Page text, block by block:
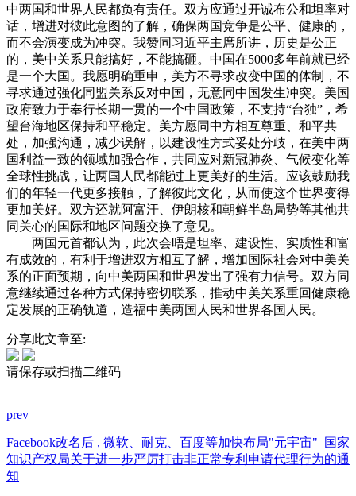
中两国和世界人民都负有责任。双方应通过开诚布公和坦率对
话，增进对彼此意图的了解，确保两国竞争是公平、健康的，
而不会演变成为冲突。我赞同习近平主席所讲，历史是公正
的，美中关系只能搞好，不能搞砸。中国在5000多年前就已经
是一个大国。我愿明确重申，美方不寻求改变中国的体制，不
寻求通过强化同盟关系反对中国，无意同中国发生冲突。美国
政府致力于奉行长期一贯的一个中国政策，不支持“台独”，希
望台海地区保持和平稳定。美方愿同中方相互尊重、和平共
处，加强沟通，减少误解，以建设性方式妥处分歧，在美中两
国利益一致的领域加强合作，共同应对新冠肺炎、气候变化等
全球性挑战，让两国人民都能过上更美好的生活。应该鼓励我
们的年轻一代更多接触，了解彼此文化，从而使这个世界变得
更加美好。 双方还就阿富汗、伊朗核和朝鲜半岛局势等其他共
同关心的国际和地区问题交换了意见。
两国元首都认为，此次会晤是坦率、建设性、实质性和富
有成效的，有利于增进双方相互了解，增加国际社会对中美关
系的正面预期，向中美两国和世界发出了强有力信号。双方同
意继续通过各种方式保持密切联系，推动中美关系重回健康稳
定发展的正确轨道，造福中美两国人民和世界各国人民。
分享此文章至:
请保存或扫描二维码
prev
Facebook改名后 , 微软、耐克、百度等加快布局"元宇宙"
国家
知识产权局关于进一步严厉打击非正常专利申请代理行为的通
知